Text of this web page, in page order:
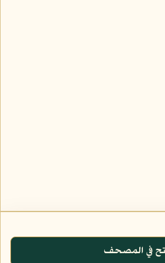
في المصحف